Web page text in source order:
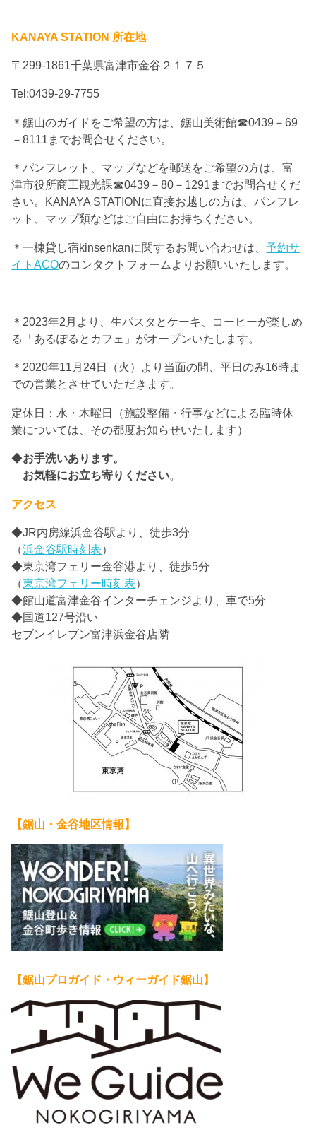
KANAYA STATION 所在地
〒299-1861千葉県富津市金谷２１７５
Tel:0439-29-7755
＊鋸山のガイドをご希望の方は、鋸山美術館☎0439－69
－8111までお問合せください。
＊パンフレット、マップなどを郵送をご希望の方は、富
津市役所商工観光課☎0439－80－1291までお問合せくだ
さい。KANAYA STATIONに直接お越しの方は、パンフレ
ット、マップ類などはご自由にお持ちください。
＊一棟貸し宿kinsenkanに関するお問い合わせは、予約サ
イトACOのコンタクトフォームよりお願いいたします。
＊2023年2月より、生パスタとケーキ、コーヒーが楽しめ
る「あるぽるとカフェ」がオープンいたします。
＊2020年11月24日（火）より当面の間、平日のみ16時ま
での営業とさせていただきます。
定休日：水・木曜日（施設整備・行事などによる臨時休
業については、その都度お知らせいたします）
◆お手洗いあります。
お気軽にお立ち寄りください。
アクセス
◆JR内房線浜金谷駅より、徒歩3分
（浜金谷駅時刻表）
◆東京湾フェリー金谷港より、徒歩5分
（東京湾フェリー時刻表）
◆館山道富津金谷インターチェンジより、車で5分
◆国道127号沿い
セブンイレブン富津浜金谷店隣
【鋸山・金谷地区情報】
【鋸山プロガイド・ウィーガイド鋸山】